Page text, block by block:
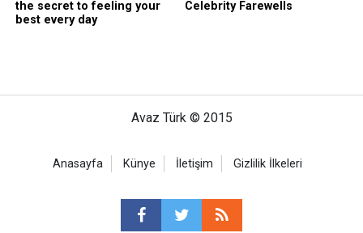
Avaz Türk © 2015
Anasayfa Künye İletişim Gizlilik İlkeleri